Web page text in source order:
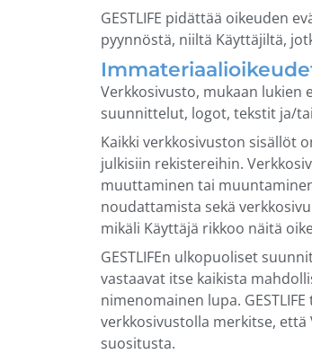
GESTLIFE pidättää oikeuden
pyynnöstä, niiltä Käyttäjiltä,
Verkkosivusto, mukaan
suunnittelut, logot, tekstit ja/
Kaikki verkkosivuston sisällöt
julkisiin rekistereihin.
muuttaminen tai
noudattamista sekä
mikäli Käyttäjä rikkoo näitä
GESTLIFEn ulkopuoliset
vastaavat itse kaikista
nimenomainen lupa.
verkkosivustolla merkitse,
suositusta.